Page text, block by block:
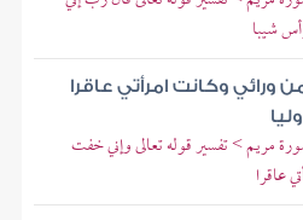
شيبا
ورائي وكانت امرأتي عاقرا
مريم > تفسير قوله تعالى وإني خفت
عاقرا